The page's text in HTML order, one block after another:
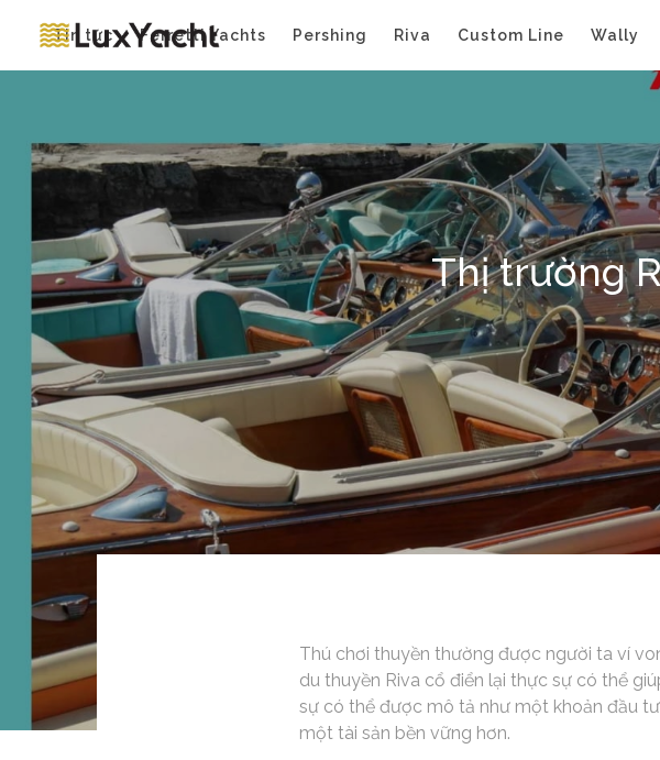
Tin tức Ferretti Yachts Pershing Riva Custom Line Wally
Thị trường
Thú chơi thuyền thường được người ta ví
du thuyền Riva cổ điển lại thực sự có thể
sự có thể được mô tả như một khoản đầu
một tài sản bền vững hơn.